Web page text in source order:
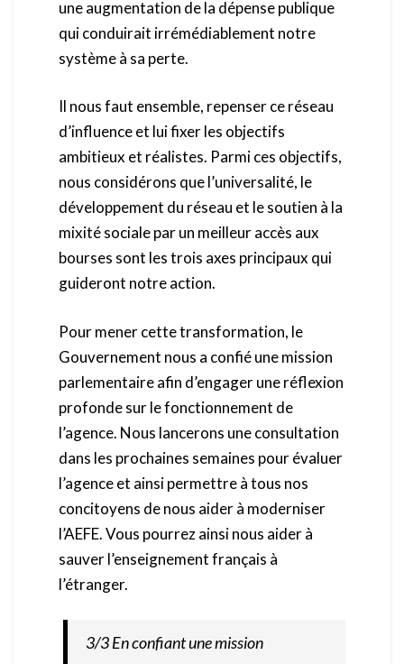
une augmentation de la dépense publique
qui conduirait irrémédiablement notre
système à sa perte.
Il nous faut ensemble, repenser ce réseau
d’influence et lui fixer les objectifs
ambitieux et réalistes. Parmi ces objectifs,
nous considérons que l’universalité, le
développement du réseau et le soutien à la
mixité sociale par un meilleur accès aux
bourses sont les trois axes principaux qui
guideront notre action.
Pour mener cette transformation, le
Gouvernement nous a confié une mission
parlementaire afin d’engager une réflexion
profonde sur le fonctionnement de
l’agence. Nous lancerons une consultation
dans les prochaines semaines pour évaluer
l’agence et ainsi permettre à tous nos
concitoyens de nous aider à moderniser
l’AEFE. Vous pourrez ainsi nous aider à
sauver l’enseignement français à
l’étranger.
3/3 En confiant une mission